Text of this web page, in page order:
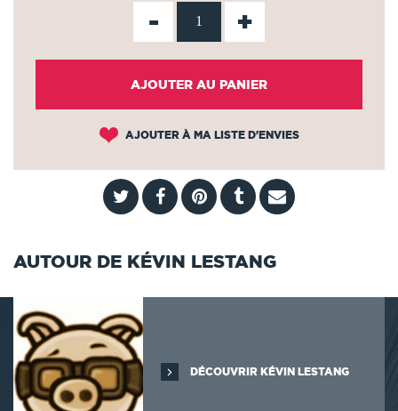
- +
AJOUTER AU PANIER
AJOUTER À MA LISTE D'ENVIES
AUTOUR DE KÉVIN LESTANG
DÉCOUVRIR KÉVIN LESTANG